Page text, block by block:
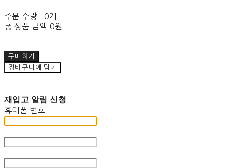
주문 수량
0개
총 상품 금액 0원
구매하기
장바구니에 담기
재입고 알림 신청
휴대폰 번호
-
-